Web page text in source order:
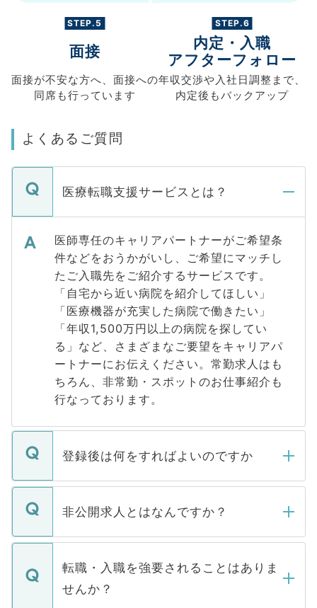
STEP.5
面接
面接が不安な方へ、 面接への
同席も行っています
STEP.6
内定・入職
アフターフォロー
年収交渉や入社日調整まで、
内定後もバックアップ
よくあるご質問
医療転職支援サービスとは？
医師専任のキャリアパートナーがご希望条
件などをおうかがいし、ご希望にマッチし
たご入職先をご紹介するサービスです。
「自宅から近い病院を紹介してほしい」
「医療機器が充実した病院で働きたい」
「年収1,500万円以上の病院を探してい
る」など、さまざまなご要望をキャリアパ
ートナーにお伝えください。常勤求人はも
ちろん、非常勤・スポットのお仕事紹介も
行なっております。
登録後は何をすればよいのですか
ご登録いただきましたら、弊社担当者がご
登録内容を確認し、その後メールもしくは
ます。通常、5営業日以内にはご連絡をせて
いただきますので、しばらくお待ちくださ
非公開求人とはなんですか？
マイナビDOCTORで取り扱っている求人の
うち約3割は、Webサイトからご覧いただ
けない「非公開求人」です。非公開求人は
下記の理由によって、一般には公開してい
転職・入職を強要されることはありま
せんか？